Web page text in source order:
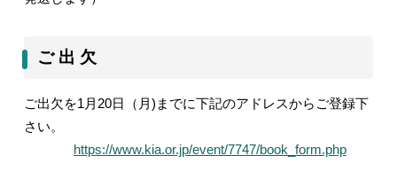
ご 出 欠
ご出欠を1月20日（月)までに下記のアドレスからご登録下
さい。
https://www.kia.or.jp/event/7747/book_form.php